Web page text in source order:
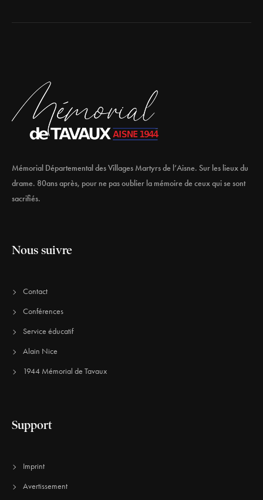
Mémorial Départemental des Villages Martyrs de l’Aisne. Sur les lieux du
drame. 80ans après, pour ne pas oublier la mémoire de ceux qui se sont
sacrifiés.
Nous suivre
Contact
Conférences
Service éducatif
Alain Nice
1944 Mémorial de Tavaux
Support
Imprint
Avertissement